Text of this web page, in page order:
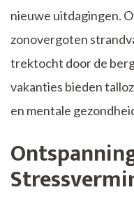
nieuwe uitdagingen.
zonovergoten
trektocht door de
vakanties bieden
en mentale